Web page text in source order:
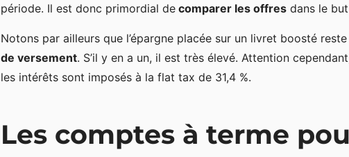
période. Il est donc primordial de comparer les offres dans le
Notons par ailleurs que l’épargne placée sur un livret boosté
de versement. S’il y en a un, il est très élevé. Attention
les intérêts sont imposés à la flat tax de 31,4 %.
Les comptes à terme